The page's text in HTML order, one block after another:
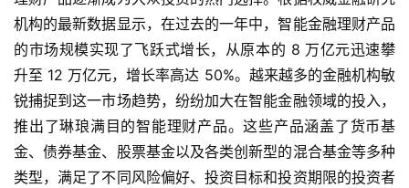
机构的最新数据显示，在过去的一年中，智能金融理财产品
的市场规模实现了飞跃式增长，从原本的 8 万亿元迅速攀
升至 12 万亿元，增长率高达 50%。越来越多的金融机构敏
锐捕捉到这一市场趋势，纷纷加大在智能金融领域的投入，
推出了琳琅满目的智能理财产品。这些产品涵盖了货币基
金、债券基金、股票基金以及各类创新型的混合基金等多种
类型，满足了不同风险偏好、投资目标和投资期限的投资者